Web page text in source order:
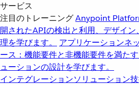
サービス
注目のトレーニングAnypoint
開されたAPIの検出と利用、デザイ
理を学びます。
アプリケーションネ
ース：機能要件と非機能要件を満た
ューションの設計を学びます。
インテグレーションソリューション